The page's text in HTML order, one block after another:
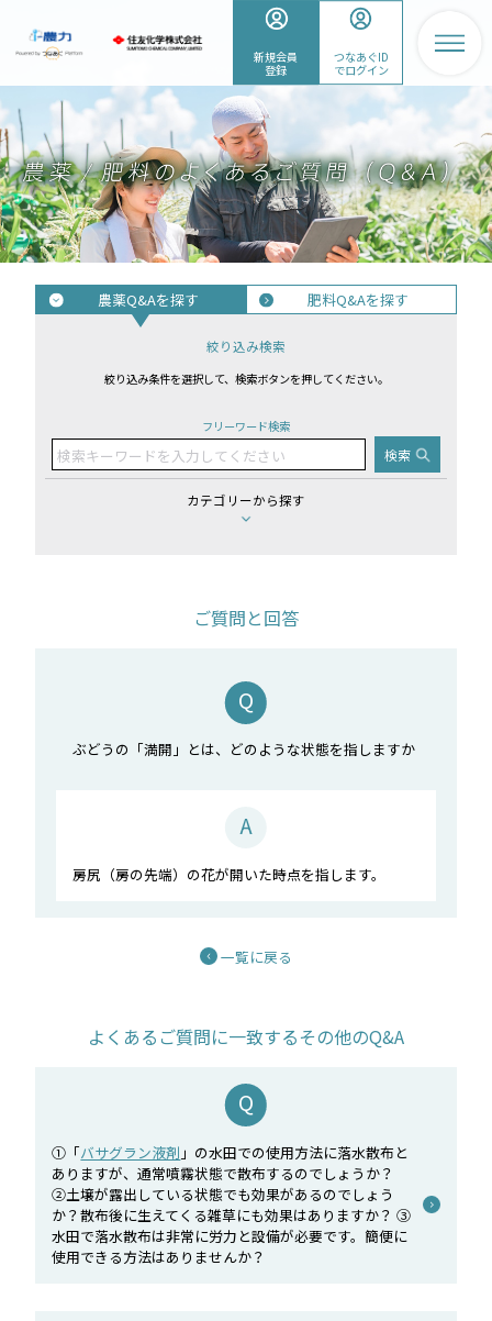
新規会員
登録
つなあぐID
でログイン
農薬Q&Aを探す 肥料Q&Aを探す
絞り込み検索
絞り込み条件を選択して、検索ボタンを押してください。
フリーワード検索
カテゴリーから探す
ご質問と回答
ぶどうの「満開」とは、どのような状態を指しますか
房尻（房の先端）の花が開いた時点を指します。
一覧に戻る
よくあるご質問に一致するその他のQ&A
①「バサグラン液剤 」の水田での使用方法に落水散布と
ありますが、通常噴霧状態で散布するのでしょうか？
②土壌が露出している状態でも効果があるのでしょう
か？散布後に生えてくる雑草にも効果はありますか？ ③
水田で落水散布は非常に労力と設備が必要です。簡便に
使用できる方法はありませんか？